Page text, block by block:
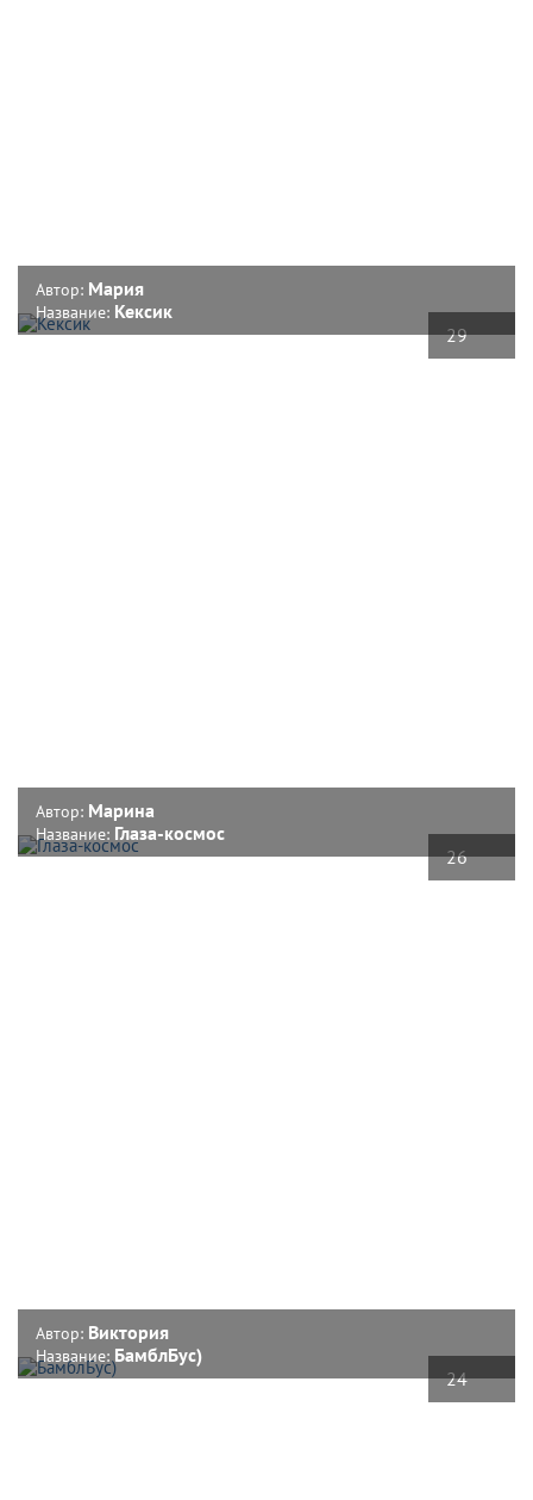
29
Автор: Мария
Название: Кексик
26
Автор: Марина
Название: Глаза-космос
24
Автор: Виктория
Название:БамблБус)